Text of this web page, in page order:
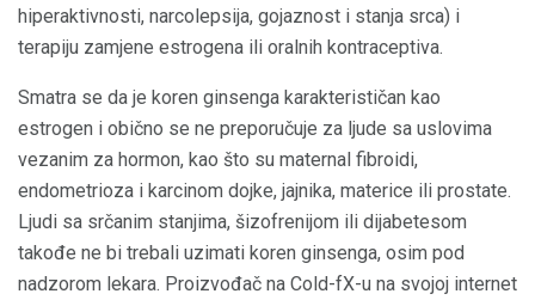
hiperaktivnosti, narcolepsija, gojaznost i stanja srca) i
terapiju zamjene estrogena ili oralnih kontraceptiva.
Smatra se da je koren ginsenga karakterističan kao
estrogen i obično se ne preporučuje za ljude sa uslovima
vezanim za hormon, kao što su maternal fibroidi,
endometrioza i karcinom dojke, jajnika, materice ili prostate.
Ljudi sa srčanim stanjima, šizofrenijom ili dijabetesom
takođe ne bi trebali uzimati koren ginsenga, osim pod
nadzorom lekara. Proizvođač na Cold-fX-u na svojoj internet